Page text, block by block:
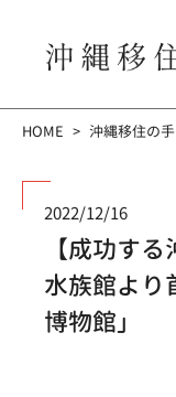
HOME 沖縄移住の
2022/12/16
【成功す
水族館より
博物館」